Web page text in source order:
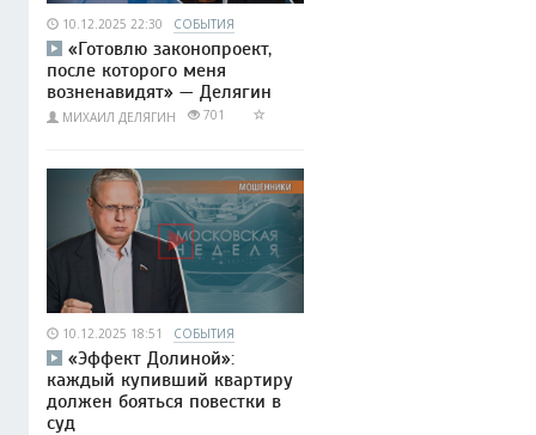
10.12.2025 22:30 СОБЫТИЯ
«Готовлю законопроект,
после которого меня
возненавидят» — Делягин
МИХАИЛ ДЕЛЯГИН 701
10.12.2025 18:51 СОБЫТИЯ
«Эффект Долиной»:
каждый купивший квартиру
должен бояться повестки в
суд